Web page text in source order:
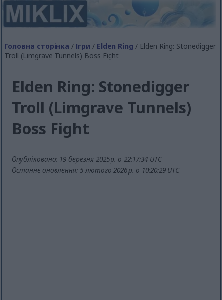
Головна сторінка / Ігри / Elden Ring / Elden Ring: Stonedigger
Troll (Limgrave Tunnels) Boss Fight
Elden Ring: Stonedigger
Troll (Limgrave Tunnels)
Boss Fight
Опубліковано: 19 березня 2025 р. о 22:17:34 UTC
Останнє оновлення: 5 лютого 2026 р. о 10:20:29 UTC